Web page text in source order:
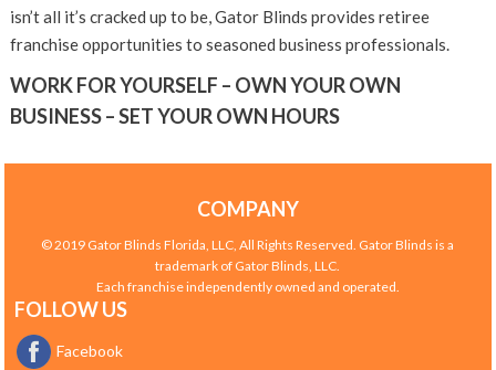
isn’t all it’s cracked up to be, Gator Blinds provides retiree
franchise opportunities to seasoned business professionals.
WORK FOR YOURSELF – OWN YOUR OWN
BUSINESS – SET YOUR OWN HOURS
COMPANY
© 2019 Gator Blinds Florida, LLC, All Rights Reserved. Gator Blinds is a
trademark of Gator Blinds, LLC.
Each franchise independently owned and operated.
FOLLOW US
Facebook